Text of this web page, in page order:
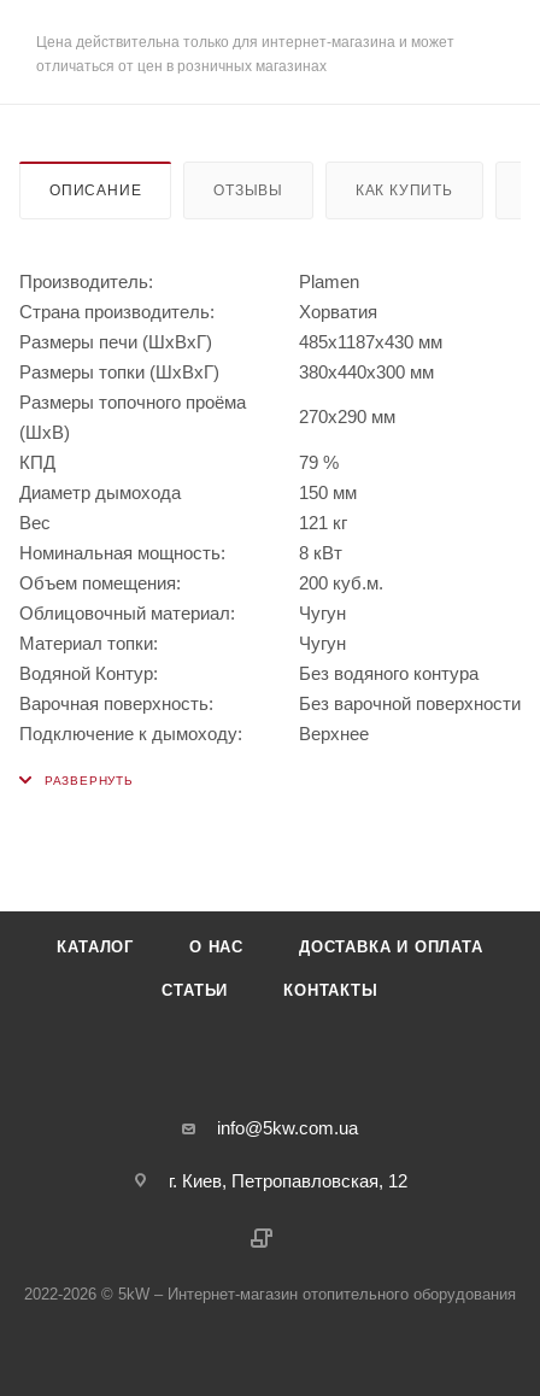
Цена действительна только для интернет-магазина и может
отличаться от цен в розничных магазинах
ОПИСАНИЕ ОТЗЫВЫ КАК КУПИТЬ
Производитель:
Plamen
Страна производитель:
Хорватия
Размеры печи (ШхВхГ)
485x1187x430 мм
Размеры топки (ШхВхГ)
380x440x300 мм
Размеры топочного проёма
(ШхВ)
270x290 мм
КПД
79 %
Диаметр дымохода
150 мм
Вес
121 кг
Номинальная мощность:
8 кВт
Объем помещения:
200 куб.м.
Облицовочный материал:
Чугун
Материал топки:
Чугун
Водяной Контур:
Без водяного контура
Варочная поверхность:
Без варочной поверхности
Подключение к дымоходу:
Верхнее
КАТАЛОГ О НАС ДОСТАВКА И ОПЛАТА
СТАТЬИ КОНТАКТЫ
info@5kw.com.ua
г. Киев, Петропавловская, 12
2022-2026 © 5kW – Интернет-магазин отопительного оборудования